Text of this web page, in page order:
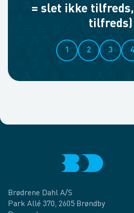
= slet ikke tilfreds,
tilfreds)
1 2 3 4
Brødrene Dahl A/S
Park Allé 370, 2605 Brøndby